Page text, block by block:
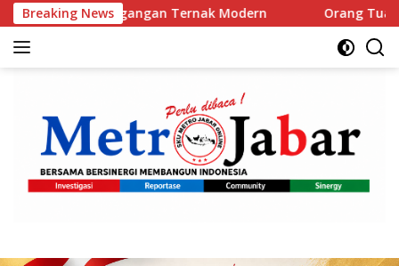
Langsung
ke
konten
Breaking News
Perdagangan Ternak Modern Orang Tua